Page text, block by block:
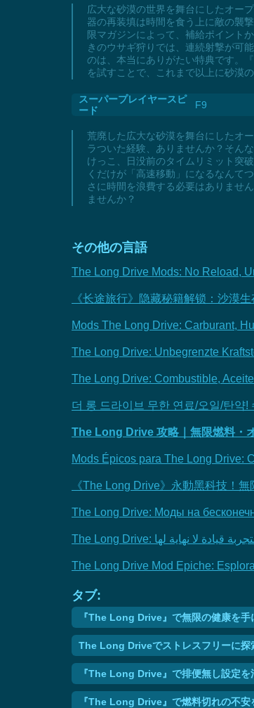
広大な砂漠の世界を舞台にしたオー
器の再装填は時間を食う上に敵の襲
限マガジンによって、補給ポイント
きのウサギ狩りでは、連続射撃が可
のは、本当にありがたい特典です。
を試すことで、これまで以上に砂漠
スーパープレイヤースピ
ード
F9
荒廃した広大な砂漠を舞台にしたオ
ラついた経験、ありませんか？そん
けっこ、日没前のタイムリミット突
くだけが「高速移動」になるなんて
さに時間を浪費する必要はありませ
ませんか？
その他の言語
The Long Drive Mods: No Reload,
《长途旅行》隐藏秘籍解锁：沙漠
Mods The Long Drive: Carburant,
The Long Drive: Unbegrenzte
The Long Drive: Combustible,
더 롱 드라이브 무한 연료/오일/탄약
The Long Drive 攻略｜無限燃料・
Mods Épicos para The Long Drive:
《The Long Drive》永動黑科技！
The Long Drive: Моды на
The Long Drive Mod Epiche:
タブ:
『The Long Drive』で無限の健康を手
The Long Driveでストレスフリーに探
『The Long Drive』で排便無し設定
『The Long Drive』で燃料切れの不安